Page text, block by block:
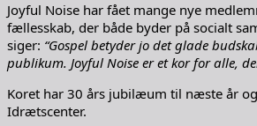
Joyful Noise har fået mange nye
fællesskab, der både byder på socialt
siger: “Gospel betyder jo det glade
publikum. Joyful Noise er et kor for alle,
Koret har 30 års jubilæum til næste år
Idrætscenter.